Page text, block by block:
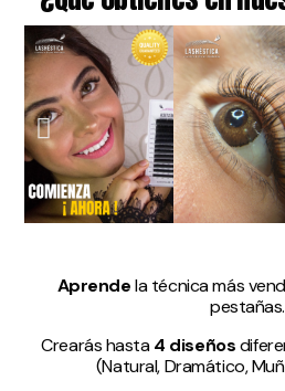
Aprendela técnica más
pestañas.
Crearás hasta4 diseños
(Natural, Dramático,